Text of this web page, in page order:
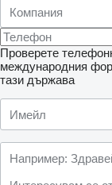
Проверете
международния
тази държава